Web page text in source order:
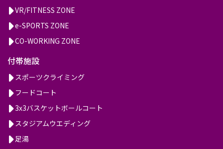
VR/FITNESS ZONE
e-SPORTS ZONE
CO-WORKING ZONE
付帯施設
スポーツクライミング
フードコート
3x3バスケットボールコート
スタジアムウエディング
足湯